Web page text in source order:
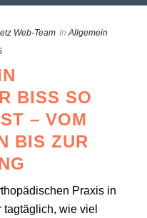
Web-Team In Allgemein
BISS SO
– VOM
BIS ZUR
Praxis in
tagtäglich, wie viel